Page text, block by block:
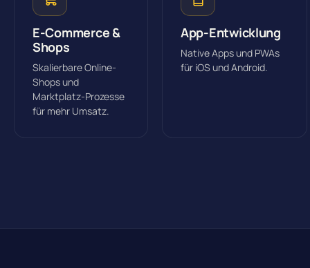
E-Commerce &
Shops
Skalierbare Online-
Shops und
Marktplatz-Prozesse
für mehr Umsatz.
App-Entwicklung
Native Apps und PWAs
für iOS und Android.